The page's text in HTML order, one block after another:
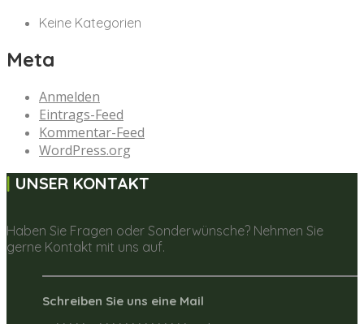
Keine Kategorien
Meta
Anmelden
Eintrags-Feed
Kommentar-Feed
WordPress.org
UNSER KONTAKT
Haben Sie Fragen oder Sonderwünsche? Nehmen Sie
gerne Kontakt mit uns auf.
Schreiben Sie uns eine Mail